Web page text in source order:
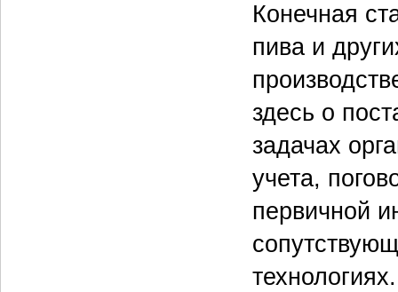
Конечная
пива и
здесь о
задачах
учета,
первичной
технологиях.